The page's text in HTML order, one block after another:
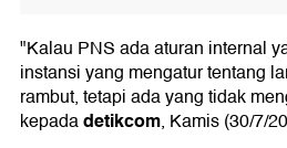
"Kalau PNS ada aturan internal
instansi yang mengatur tentang
rambut, tetapi ada yang tidak
kepadadetikcom, Kamis (30/7/